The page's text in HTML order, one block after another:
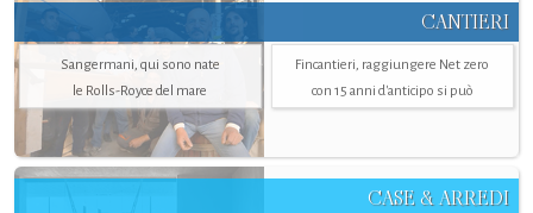
CANTIERI
Sangermani, qui sono nate
le Rolls-Royce del mare
Fincantieri, raggiungere Net zero
con 15 anni d'anticipo si può
CASE & ARREDI